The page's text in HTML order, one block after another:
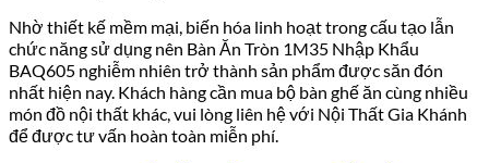
Nhờ thiết kế mềm mại, biến hóa linh hoạt trong cấu tạo lẫn
chức năng sử dụng nên Bàn Ăn Tròn 1M35 Nhập Khẩu
BAQ605 nghiễm nhiên trở thành sản phẩm được săn đón
nhất hiện nay. Khách hàng cần mua bộ bàn ghế ăn cùng nhiều
món đồ nội thất khác, vui lòng liên hệ với Nội Thất Gia Khánh
để được tư vấn hoàn toàn miễn phí.